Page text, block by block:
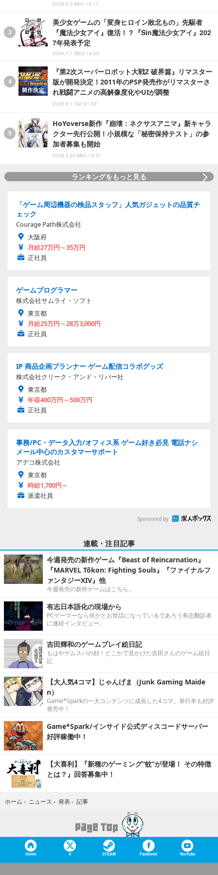
2026.8.3 Mon 13:17
美少女ゲームの「変身ヒロイン敗北もの」先駆者
『魔法少女アイ』復活！？『Sin魔法少女アイ』202
7年発表予定
2026.7.1 Wed 18:00
『第2次スーパーロボット大戦Z 破界篇』リマスター
版が開発決定！2011年のPSP発売作がリマスターさ
れ戦闘アニメの高解像度化やUIが調整
2026.8.1 Sat 21:32
HoYoverse新作『崩壊：ネクサスアニマ』新キャラ
クター先行公開！小規模な「秘密保持テスト」の参
加者募集も開始
2026.4.20 Mon 13:51
ランキングをもっと見る
「ゲーム周辺機器の検品スタッフ」人気ガジェットの品質チ
ェック
Courage Path株式会社
大阪府
月給27万円～35万円
正社員
ゲームプログラマー
株式会社サムライ・ソフト
東京都
月給25万円～28万3,000円
正社員
IP 商品企画プランナー ゲーム配信コラボグッズ
株式会社クリーク・アンド・リバー社
東京都
年収400万円～500万円
正社員
事務/PC・データ入力/オフィス系 ゲーム好き必見 電話ナシ
メール中心のカスタマーサポート
アデコ株式会社
東京都
時給1,700円～
派遣社員
Sponsored by
連載・注目記事
今週発売の新作ゲーム『Beast of Reincarnation』
『MARVEL Tōkon: Fighting Souls』『ファイナルフ
ァンタジーXIV』他
今週発売の新作ゲームはこちら。
有志日本語化の現場から
PCゲーマーなら何かとお世話になっているであろう有志翻訳者
に連続インタビュー。
吉田輝和のゲームプレイ絵日記
もはやゲムスパの顔！どこかで見かけた吉田さんのゲーム絵日
記
【大人気4コマ】じゃんげま（Junk Gaming Maide
n）
Game*Sparkの一大コンテンツに成長した4コマ。単行本も好評
発売中！
Game*Spark/インサイド公式ディスコードサーバー
好評稼働中！
【大喜利】『新種のゲーミング“蚊”が登場！ その特徴
とは？』回答募集中！
ホーム › ニュース › 発表 › 記事
Home X STEAM Facebook YouTube